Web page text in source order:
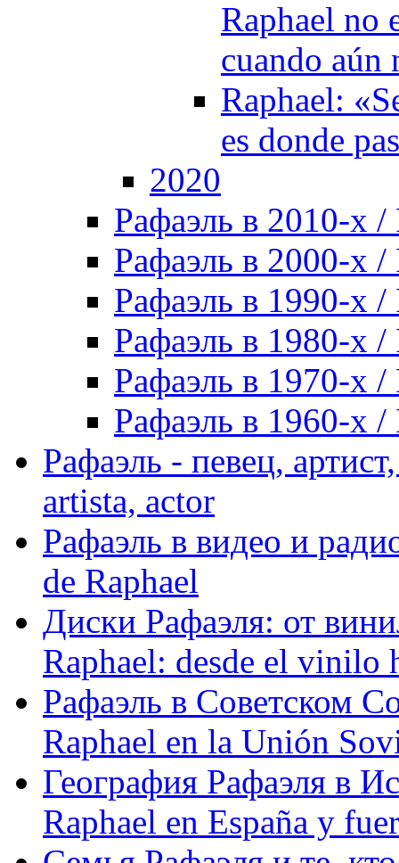
Raphael no
cuando aún
Raphael:
es donde
2020
Рафаэль в 2010-х /
Рафаэль в 2000-х /
Рафаэль в 1990-х /
Рафаэль в 1980-х /
Рафаэль в 1970-х /
Рафаэль в 1960-х /
Рафаэль - певец,
artista, actor
Рафаэль в видео и
de Raphael
Диски Рафаэля: от
Raphael: desde el vinilo
Рафаэль в Советском
Raphael en la Unión
География Рафаэля в
Raphael en España y